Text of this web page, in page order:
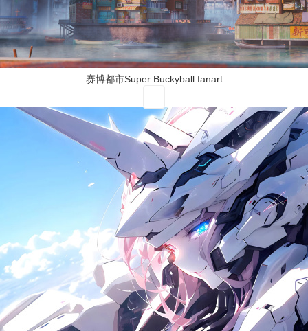
赛博都市Super Buckyball fanart